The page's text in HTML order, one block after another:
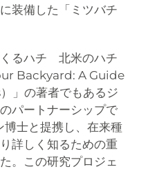
装備した「ミツバチ
くるハチ 北米のハチ
Backyard: A Guide
」の著者でもあるジ
パートナーシップで
士と提携し、在来種
詳しく知るための重
。この研究プロジェ